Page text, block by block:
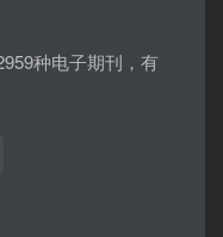
种电子期刊，有